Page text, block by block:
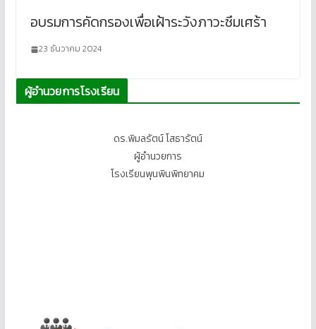
อบรมการคัดกรองเพื่อเฝ้าระวังภาวะซึมเศร้า
23 ธันวาคม 2024
ผู้อำนวยการโรงเรียน
ดร.พิมลรัตน์ โสธารัตน์
ผู้อำนวยการ
โรงเรียนพุนพินพิทยาคม